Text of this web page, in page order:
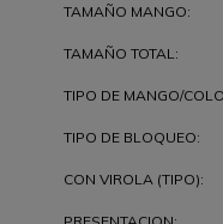
TAMAÑO MANGO:
TAMAÑO TOTAL:
TIPO DE MANGO/
TIPO DE BLOQUEO:
CON VIROLA (TIPO):